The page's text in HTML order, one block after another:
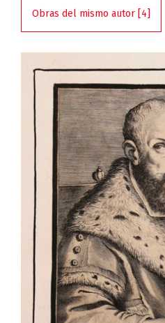
Obras del mismo autor [4]